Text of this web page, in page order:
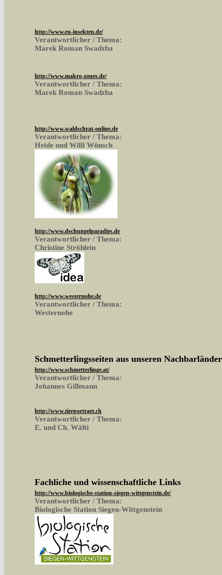
http://www.eu-insekten.de/
Verantwortlicher / Thema:
Marek Roman Swadzba
http://www.makro-zones.de/
Verantwortlicher / Thema:
Marek Roman Swadzba
http://www.waldschrat-online.de
Verantwortlicher / Thema:
Heide und Willi Wünsch
http://www.dschungelparadies.de
Verantwortlicher / Thema:
Christine Ströhlein
http://www.westernohe.de
Verantwortlicher / Thema:
Westernohe
Schmetterlingsseiten aus unseren
http://www.schmetterlinge.at/
Verantwortlicher / Thema:
Johannes Gillmann
http://www.tierportraet.ch
Verantwortlicher / Thema:
E. und Ch. Wälti
Fachliche und wissenschaftliche Links
http://www.biologische-station-siegen-wittgenstein.de/
Verantwortlicher / Thema:
Biologische Station Siegen-Wittgenstein